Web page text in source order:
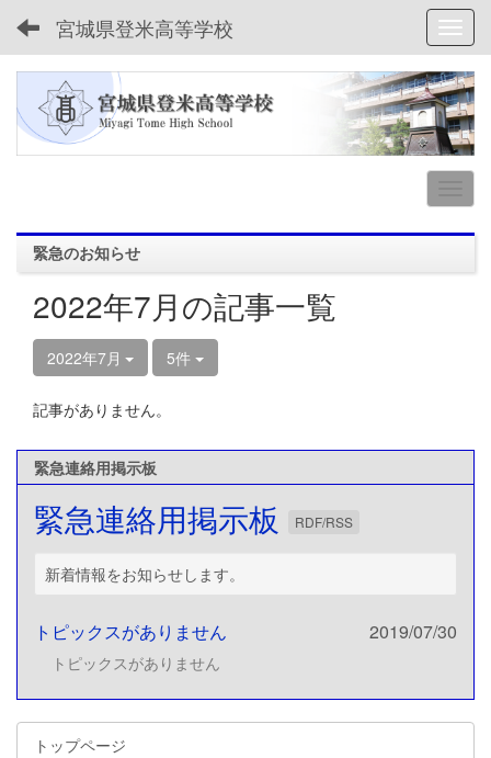
宮城県登米高等学校
緊急のお知らせ
2022年7月の記事一覧
2022年7月 5件
記事がありません。
緊急連絡用掲示板
緊急連絡用掲示板 RDF/RSS
新着情報をお知らせします。
トピックスがありません 2019/07/30
トピックスがありません
トップページ